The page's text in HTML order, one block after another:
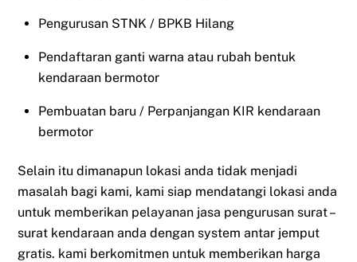
Pengurusan STNK / BPKB Hilang
Pendaftaran ganti warna atau rubah bentuk
kendaraan bermotor
Pembuatan baru / Perpanjangan KIR kendaraan
bermotor
Selain itu dimanapun lokasi anda tidak menjadi
masalah bagi kami, kami siap mendatangi lokasi anda
untuk memberikan pelayanan jasa pengurusan surat –
surat kendaraan anda dengan system antar jemput
gratis. kami berkomitmen untuk memberikan harga